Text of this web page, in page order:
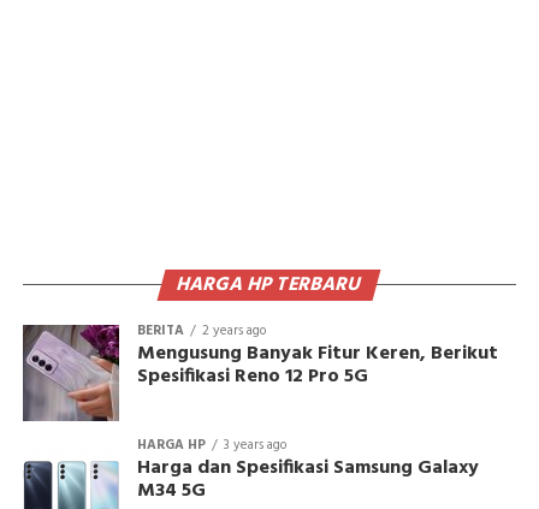
HARGA HP TERBARU
BERITA 2 years ago
Mengusung Banyak Fitur Keren, Berikut
Spesifikasi Reno 12 Pro 5G
HARGA HP 3 years ago
Harga dan Spesifikasi Samsung Galaxy
M34 5G